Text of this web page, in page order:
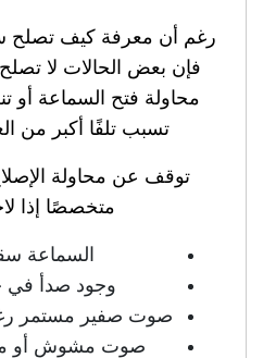
رغم أن معرفة كيف تصلح
فإن بعض الحالات لا تصلح
محاولة فتح السماعة أو
تسبب تلفًا أكبر من
توقف عن محاولة
متخصصًا إذا
السماعة
وجود صدأ في
صوت صفير مستمر رغم
صوت مشوش أو